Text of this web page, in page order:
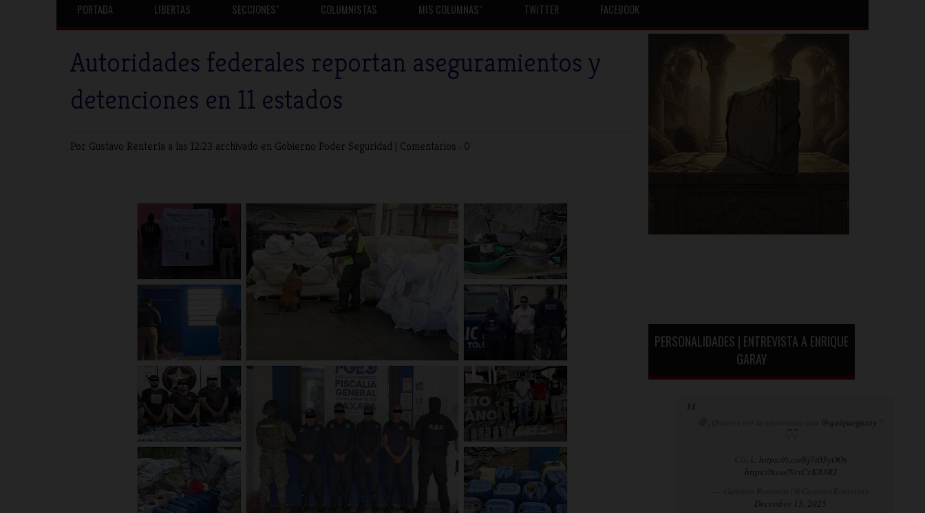
PORTADA LIBERTAS SECCIONESˇ COLUMNISTAS MIS COLUMNASˇ TWITTER FACEBOOK
Autoridades federales reportan aseguramientos y
detenciones en 11 estados
Por Gustavo Rentería a las 12:23 archivado en Gobierno Poder Seguridad | Comentarios : 0
PERSONALIDADES | ENTREVISTA A ENRIQUE
GARAY
@quiquegaray
https://t.co/bj7t05yOOs
https://t.co/NrsCvK83RJ
December 15, 2025